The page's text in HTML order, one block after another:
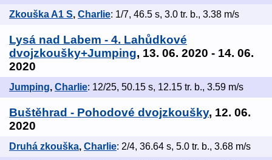
Zkouška A1 S, Charlie: 1/7, 46.5 s, 3.0 tr. b., 3.38 m/s
Lysá nad Labem - 4. Lahůdkové
dvojzkoušky+Jumping, 13. 06. 2020 - 14. 06.
2020
Jumping, Charlie: 12/25, 50.15 s, 12.15 tr. b., 3.59 m/s
Buštěhrad - Pohodové dvojzkoušky, 12. 06.
2020
Druhá zkouška, Charlie: 2/4, 36.64 s, 5.0 tr. b., 3.68 m/s